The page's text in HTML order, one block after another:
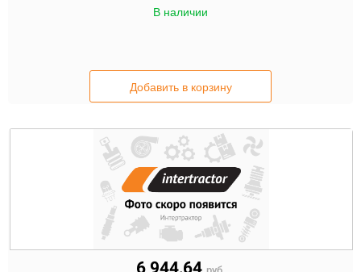
В наличии
Добавить в корзину
6 944,64